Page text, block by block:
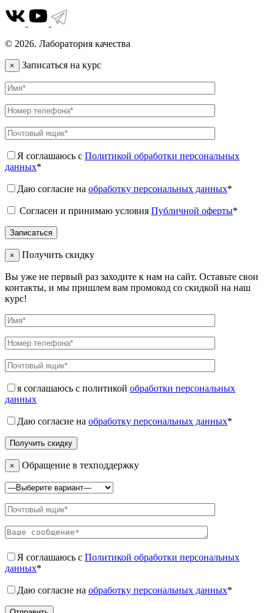
© 2026. Лаборатория качества
× Записаться на курс
Я соглашаюсь с Политикой обработки персональных
данных*
Даю согласие на обработку персональных данных*
Согласен и принимаю условия Публичной оферты*
× Получить скидку
Вы уже не первый раз заходите к нам на сайт. Оставьте свои
контакты, и мы пришлем вам промокод со скидкой на наш
курс!
я соглашаюсь с политикой обработки персональных
данных
Даю согласие на обработку персональных данных*
× Обращение в техподдержку
Я соглашаюсь с Политикой обработки персональных
данных*
Даю согласие на обработку персональных данных*